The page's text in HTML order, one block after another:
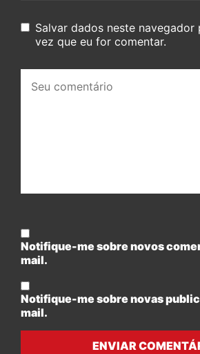
Salvar dados neste navegador
vez que eu for comentar.
comentário:
Notifique-me sobre novos
mail.
Notifique-me sobre novas
mail.
ENVIAR